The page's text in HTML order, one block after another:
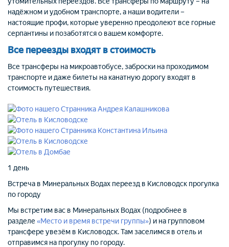
надёжном и удобном транспорте, а наши водители –
настоящие профи, которые уверенно преодолеют все горные
серпантины и позаботятся о вашем комфорте.
Все переезды входят в стоимость
Все трансферы на микроавтобусе, заброски на проходимом
транспорте и даже билеты на канатную дорогу входят в
стоимость путешествия.
1 день
Встреча в Минеральных Водах переезд в Кисловодск прогулка
по городу
Мы встретим вас в Минеральных Водах (подробнее в
разделе «Место и время встречи группы») и на групповом
трансфере увезём в Кисловодск. Там заселимся в отель и
отправимся на прогулку по городу.